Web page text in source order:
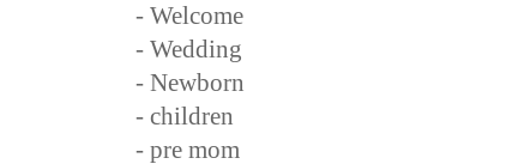
- Welcome
- Wedding
- Newborn
- children
- pre mom